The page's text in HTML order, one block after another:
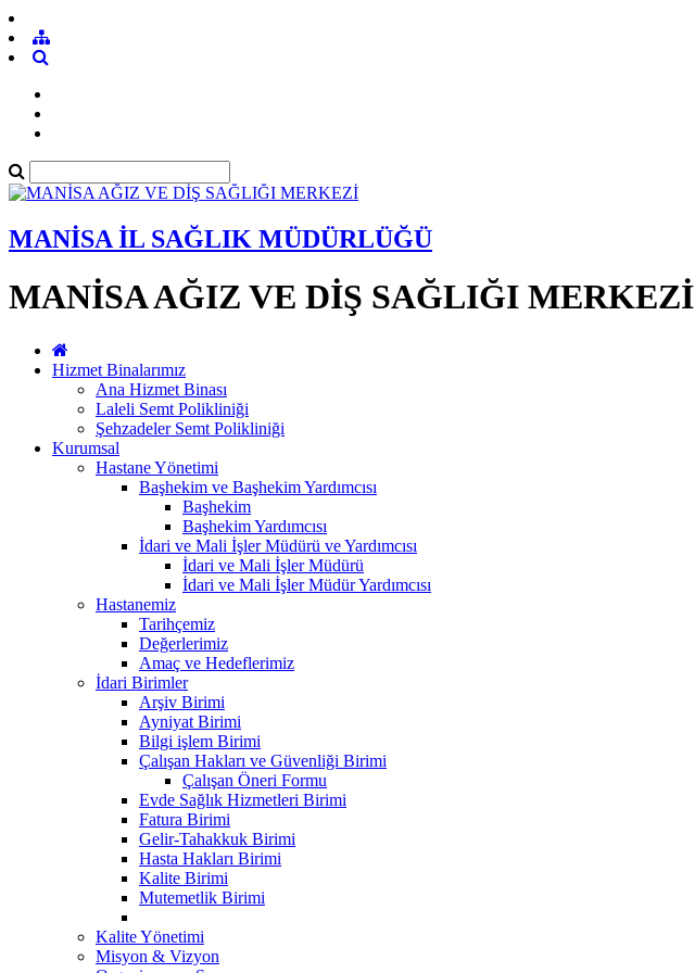
MANİSA İL SAĞLIK MÜDÜRLÜĞÜ
MANİSA AĞIZ VE DİŞ SAĞLIĞI MERKEZİ
Hizmet Binalarımız
Ana Hizmet Binası
Laleli Semt Polikliniği
Şehzadeler Semt Polikliniği
Kurumsal
Hastane Yönetimi
Başhekim ve Başhekim Yardımcısı
Başhekim
Başhekim Yardımcısı
İdari ve Mali İşler Müdürü ve Yardımcısı
İdari ve Mali İşler Müdürü
İdari ve Mali İşler Müdür Yardımcısı
Hastanemiz
Tarihçemiz
Değerlerimiz
Amaç ve Hedeflerimiz
İdari Birimler
Arşiv Birimi
Ayniyat Birimi
Bilgi işlem Birimi
Çalışan Hakları ve Güvenliği Birimi
Çalışan Öneri Formu
Evde Sağlık Hizmetleri Birimi
Fatura Birimi
Gelir-Tahakkuk Birimi
Hasta Hakları Birimi
Kalite Birimi
Mutemetlik Birimi
Kalite Yönetimi
Misyon & Vizyon